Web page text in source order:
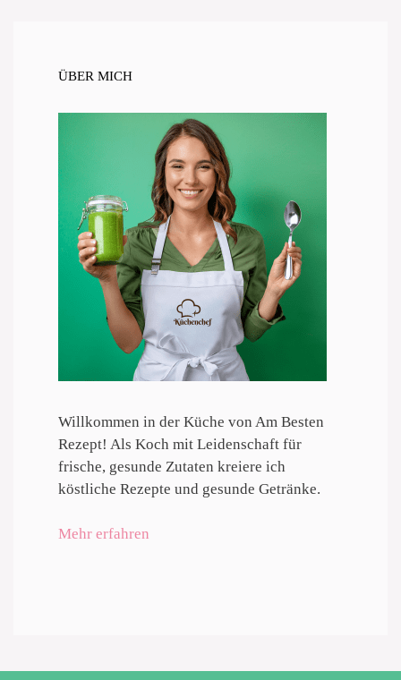
ÜBER MICH
Willkommen in der Küche von Am Besten
Rezept! Als Koch mit Leidenschaft für
frische, gesunde Zutaten kreiere ich
köstliche Rezepte und gesunde Getränke.
Mehr erfahren